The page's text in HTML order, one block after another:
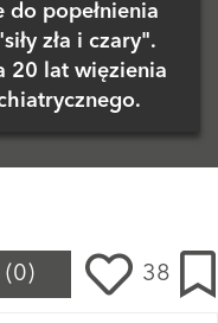
do popełnienia
zła i czary".
20 lat więzienia
(0) 38